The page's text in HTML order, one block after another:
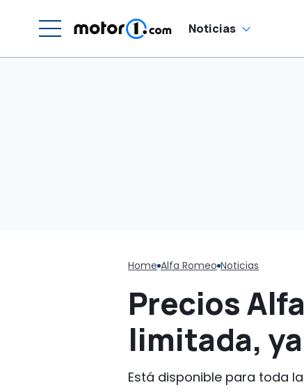
Noticias
Home Alfa Romeo Noticias
Precios
limitada,
Está disponible para toda